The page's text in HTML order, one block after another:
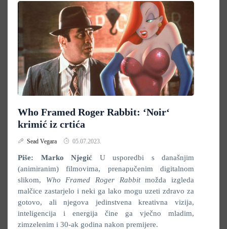
Who Framed Roger Rabbit: ‘Noir‘
krimić iz crtića
Sead Vegara 05.07.2023.
Piše: Marko Njegić U usporedbi s današnjim
(animiranim) filmovima, prenapučenim digitalnom
slikom, Who Framed Roger Rabbitmožda izgleda
malčice zastarjelo i neki ga lako mogu uzeti zdravo za
gotovo, ali njegova jedinstvena kreativna vizija,
inteligencija i energija čine ga vječno mladim,
zimzelenim i 30-ak godina nakon premijere.